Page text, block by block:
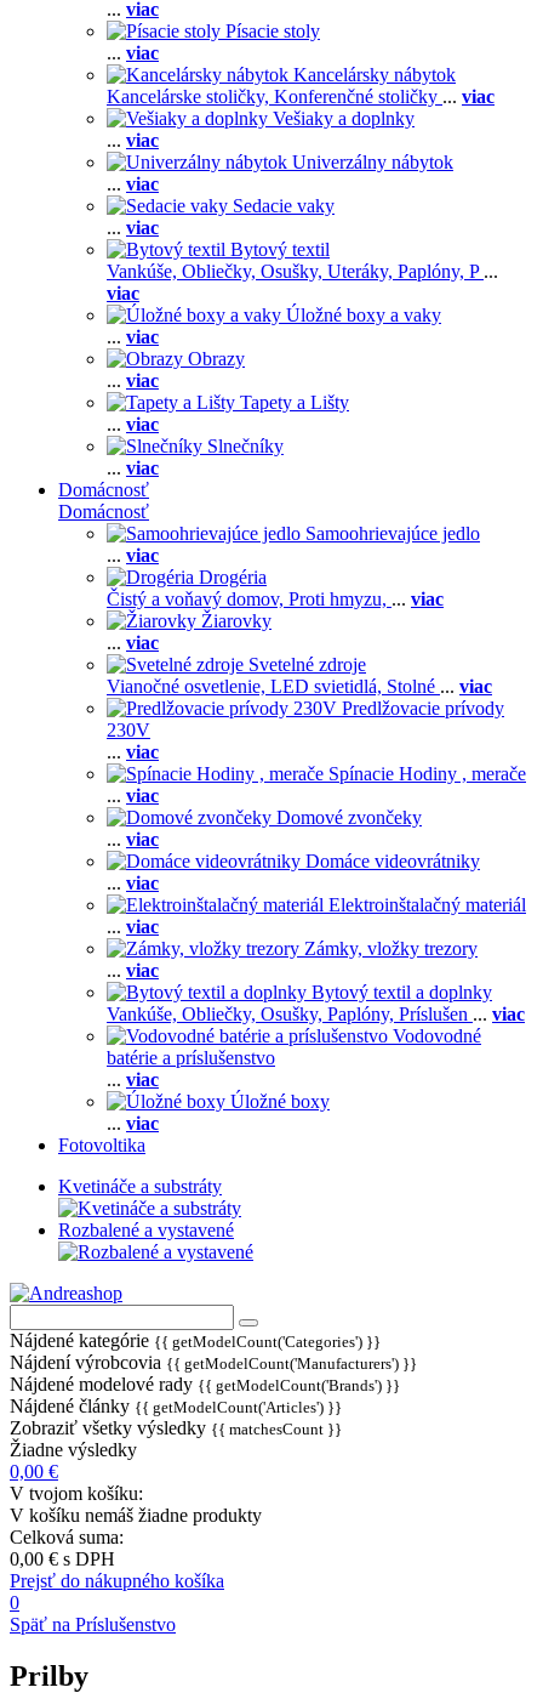
... viac
Písacie stoly
... viac
Kancelársky nábytok
Kancelárske stoličky, Konferenčné stoličky ... viac
Vešiaky a doplnky
... viac
Univerzálny nábytok
... viac
Sedacie vaky
... viac
Bytový textil
Vankúše, Obliečky, Osušky, Uteráky, Paplóny, P ...
viac
Úložné boxy a vaky
... viac
Obrazy
... viac
Tapety a Lišty
... viac
Slnečníky
... viac
Domácnosť
Domácnosť
Samoohrievajúce jedlo
... viac
Drogéria
Čistý a voňavý domov, Proti hmyzu, ... viac
Žiarovky
... viac
Svetelné zdroje
Vianočné osvetlenie, LED svietidlá, Stolné ... viac
Predlžovacie prívody
230V
... viac
Spínacie Hodiny , merače
... viac
Domové zvončeky
... viac
Domáce videovrátniky
... viac
Elektroinštalačný materiál
... viac
Zámky, vložky trezory
... viac
Bytový textil a doplnky
Vankúše, Obliečky, Osušky, Paplóny, Príslušen ... viac
Vodovodné
batérie a príslušenstvo
... viac
Úložné boxy
... viac
Fotovoltika
Kvetináče a substráty
Rozbalené a vystavené
Nájdené kategórie {{ getModelCount('Categories') }}
Nájdení výrobcovia {{ getModelCount('Manufacturers') }}
Nájdené modelové rady {{ getModelCount('Brands') }}
Nájdené články {{ getModelCount('Articles') }}
Zobraziť všetky výsledky {{ matchesCount }}
Žiadne výsledky
0,00 €
V tvojom košíku:
V košíku nemáš žiadne produkty
Celková suma:
0,00 € s DPH
Prejsť do nákupného košíka
0
Späť na Príslušenstvo
Prilby